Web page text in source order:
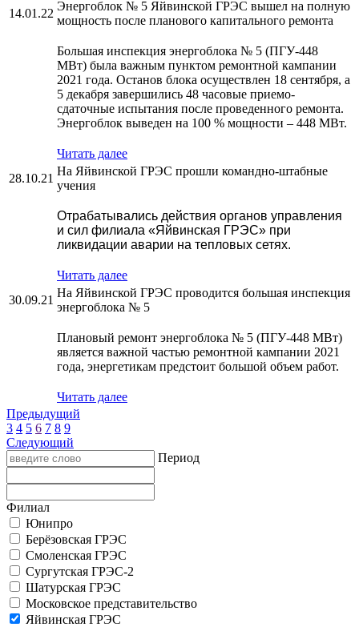
14.01.22
Энергоблок № 5 Яйвинской ГРЭС вышел на полную
мощность после планового капитального ремонта
Большая инспекция энергоблока № 5 (ПГУ-448
МВт) была важным пунктом ремонтной кампании
2021 года. Останов блока осуществлен 18 сентября, а
5 декабря завершились 48 часовые приемо-
сдаточные испытания после проведенного ремонта.
Энергоблок выведен на 100 % мощности – 448 МВт.
Читать далее
28.10.21
На Яйвинской ГРЭС прошли командно-штабные
учения
Отрабатывались действия органов управления
и сил филиала «Яйвинская ГРЭС» при
ликвидации аварии на тепловых сетях.
Читать далее
30.09.21
На Яйвинской ГРЭС проводится большая инспекция
энергоблока № 5
Плановый ремонт энергоблока № 5 (ПГУ-448 МВт)
является важной частью ремонтной кампании 2021
года, энергетикам предстоит большой объем работ.
Читать далее
Предыдущий
3 4 5 6 7 8 9
Следующий
Период
Филиал
Юнипро
Берёзовская ГРЭС
Смоленская ГРЭС
Сургутская ГРЭС-2
Шатурская ГРЭС
Московское представительство
Яйвинская ГРЭС